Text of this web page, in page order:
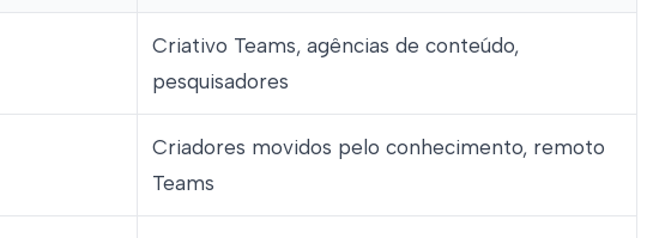
Criativo Teams, agências de conteúdo,
pesquisadores
Criadores movidos pelo conhecimento, remoto
Teams